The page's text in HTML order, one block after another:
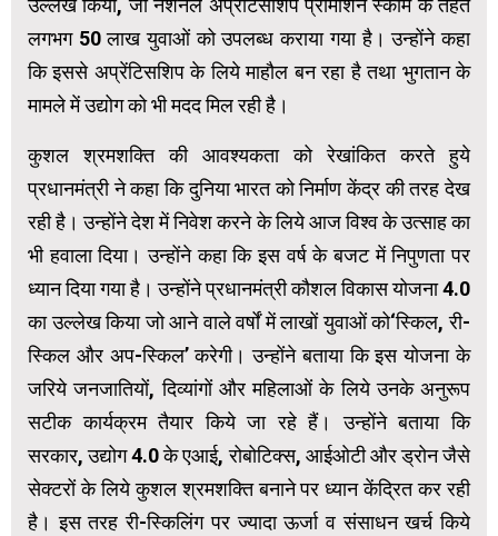
उल्लेख किया, जो नेशनल अप्रेंटिसशिप प्रोमोशन स्कीम के तहत
लगभग 50 लाख युवाओं को उपलब्ध कराया गया है। उन्होंने कहा
कि इससे अप्रेंटिसशिप के लिये माहौल बन रहा है तथा भुगतान के
मामले में उद्योग को भी मदद मिल रही है।
कुशल श्रमशक्ति की आवश्यकता को रेखांकित करते हुये
प्रधानमंत्री ने कहा कि दुनिया भारत को निर्माण केंद्र की तरह देख
रही है। उन्होंने देश में निवेश करने के लिये आज विश्व के उत्साह का
भी हवाला दिया। उन्होंने कहा कि इस वर्ष के बजट में निपुणता पर
ध्यान दिया गया है। उन्होंने प्रधानमंत्री कौशल विकास योजना 4.0
का उल्लेख किया जो आने वाले वर्षों में लाखों युवाओं को‘स्किल, री-
स्किल और अप-स्किल’ करेगी। उन्होंने बताया कि इस योजना के
जरिये जनजातियों, दिव्यांगों और महिलाओं के लिये उनके अनुरूप
सटीक कार्यक्रम तैयार किये जा रहे हैं। उन्होंने बताया कि
सरकार, उद्योग 4.0 के एआई, रोबोटिक्स, आईओटी और ड्रोन जैसे
सेक्टरों के लिये कुशल श्रमशक्ति बनाने पर ध्यान केंद्रित कर रही
है। इस तरह री-स्किलिंग पर ज्यादा ऊर्जा व संसाधन खर्च किये